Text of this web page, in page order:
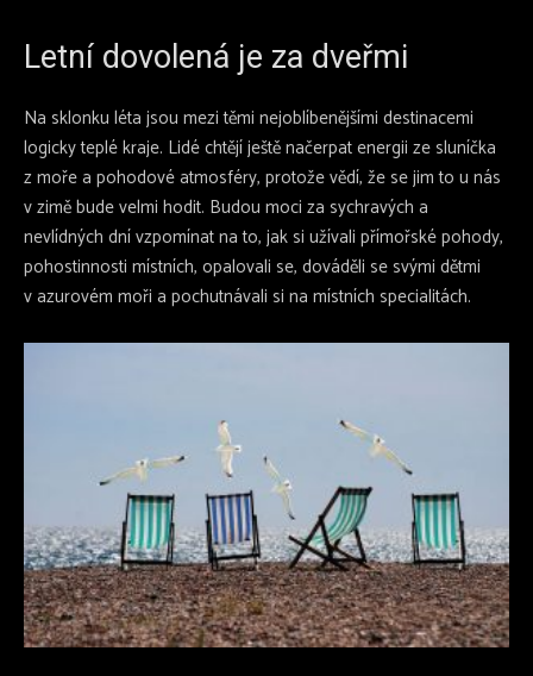
Letní dovolená je za dveřmi
Na sklonku léta jsou mezi těmi nejoblíbenějšími destinacemi
logicky teplé kraje. Lidé chtějí ještě načerpat energii ze sluníčka
z moře a pohodové atmosféry, protože vědí, že se jim to u nás
v zimě bude velmi hodit. Budou moci za sychravých a
nevlídných dní vzpomínat na to, jak si užívali přímořské pohody,
pohostinnosti místních, opalovali se, dováděli se svými dětmi
v azurovém moři a pochutnávali si na místních specialitách.